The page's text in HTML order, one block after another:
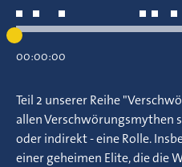
00:00:00
Teil 2 unserer Reihe
allen Verschwörungsmythen
oder indirekt - eine Rolle.
einer geheimen Elite, die die